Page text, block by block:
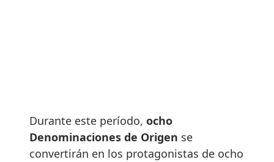
Durante este período, ocho
Denominaciones de Origen se
convertirán en los protagonistas de ocho